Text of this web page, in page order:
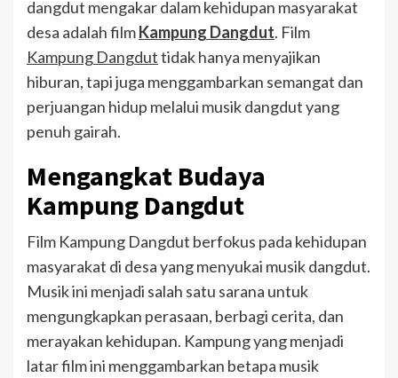
dangdut mengakar dalam kehidupan masyarakat
desa adalah filmKampung Dangdut. Film
Kampung Dangduttidak hanya menyajikan
hiburan, tapi juga menggambarkan semangat dan
perjuangan hidup melalui musik dangdut yang
penuh gairah.
Mengangkat Budaya
Kampung Dangdut
Film Kampung Dangdut berfokus pada kehidupan
masyarakat di desa yang menyukai musik dangdut.
Musik ini menjadi salah satu sarana untuk
mengungkapkan perasaan, berbagi cerita, dan
merayakan kehidupan. Kampung yang menjadi
latar film ini menggambarkan betapa musik